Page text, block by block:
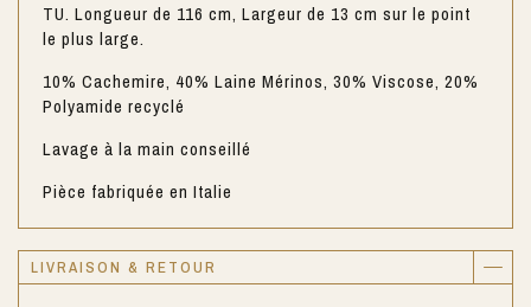
TU. Longueur de 116 cm, Largeur de 13 cm sur le point
le plus large.
10% Cachemire, 40% Laine Mérinos, 30% Viscose, 20%
Polyamide recyclé
Lavage à la main conseillé
Pièce fabriquée en Italie
LIVRAISON & RETOUR